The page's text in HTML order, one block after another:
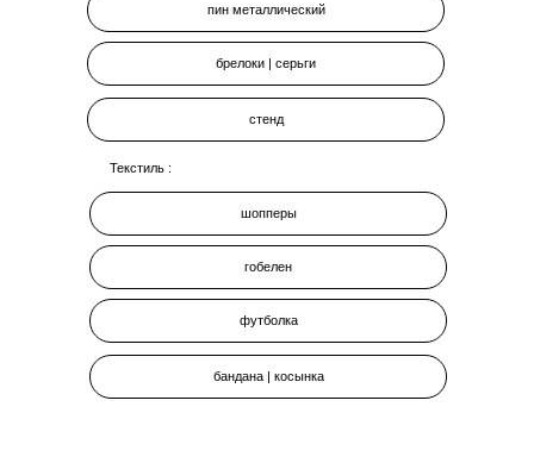
Текстиль :
пин металлический
брелоки | серьги
стенд
шопперы
гобелен
футболка
бандана | косынка